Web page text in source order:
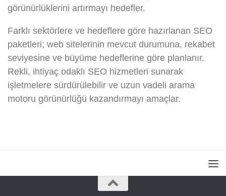
görünürlüklerini artırmayı hedefler.
Farklı sektörlere ve hedeflere göre hazırlanan SEO
paketleri; web sitelerinin mevcut durumuna, rekabet
seviyesine ve büyüme hedeflerine göre planlanır.
Rekli, ihtiyaç odaklı SEO hizmetleri sunarak
işletmelere sürdürülebilir ve uzun vadeli arama
motoru görünürlüğü kazandırmayı amaçlar.